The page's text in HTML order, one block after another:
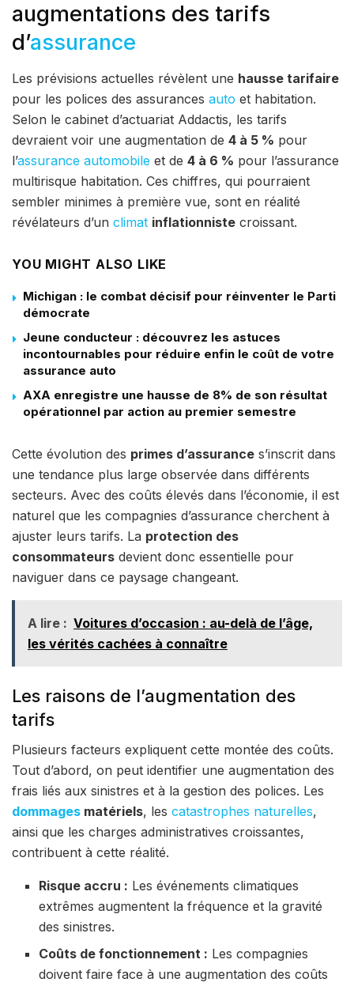
augmentations des tarifs
d’assurance
Les prévisions actuelles révèlent une hausse tarifaire
pour les polices des assurances auto et habitation.
Selon le cabinet d’actuariat Addactis, les tarifs
devraient voir une augmentation de 4 à 5 % pour
l’assurance automobile et de 4 à 6 % pour l’assurance
multirisque habitation. Ces chiffres, qui pourraient
sembler minimes à première vue, sont en réalité
révélateurs d’un climat inflationniste croissant.
YOU MIGHT ALSO LIKE
Michigan : le combat décisif pour réinventer le Parti
démocrate
Jeune conducteur : découvrez les astuces
incontournables pour réduire enfin le coût de votre
assurance auto
AXA enregistre une hausse de 8% de son résultat
opérationnel par action au premier semestre
Cette évolution des primes d’assurance s’inscrit dans
une tendance plus large observée dans différents
secteurs. Avec des coûts élevés dans l’économie, il est
naturel que les compagnies d’assurance cherchent à
ajuster leurs tarifs. La protection des
consommateurs devient donc essentielle pour
naviguer dans ce paysage changeant.
A lire : Voitures d’occasion : au-delà de l’âge,
les vérités cachées à connaître
Les raisons de l’augmentation des
tarifs
Plusieurs facteurs expliquent cette montée des coûts.
Tout d’abord, on peut identifier une augmentation des
frais liés aux sinistres et à la gestion des polices. Les
dommages matériels, les catastrophes naturelles,
ainsi que les charges administratives croissantes,
contribuent à cette réalité.
Risque accru : Les événements climatiques
extrêmes augmentent la fréquence et la gravité
des sinistres.
Coûts de fonctionnement : Les compagnies
doivent faire face à une augmentation des coûts